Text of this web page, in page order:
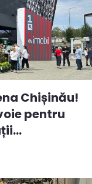
Chișinău!
pentru